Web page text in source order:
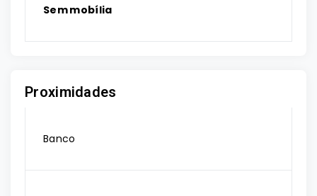
Sem mobília
Proximidades
Banco